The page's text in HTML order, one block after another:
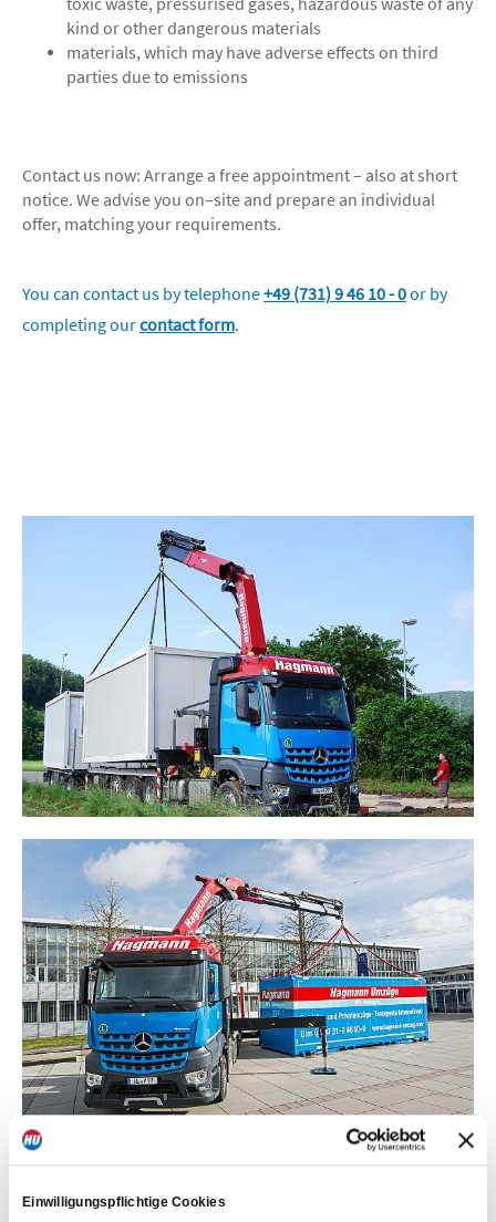
Einwilligungspflichtige Cookies
kind or other dangerous materials
materials, which may have adverse effects on third
parties due to emissions
Contact us now: Arrange a free appointment – also at short
notice. We advise you on–site and prepare an individual
offer, matching your requirements.
You can contact us by telephone+49 (731) 9 46 10 - 0or by
completing ourcontact form.